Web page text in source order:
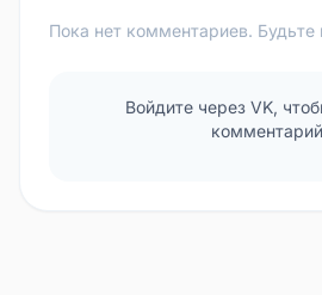
Пока нет комментариев.
Войдите через VK,
комментарий